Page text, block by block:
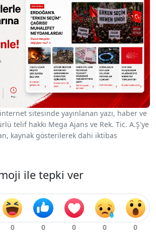
sitesinde yayınlanan yazı, haber ve
telif hakkı Mega Ajans ve Rek. Tic. A.Ş'ye
kaynak gösterilerek dahi iktibas
ile tepki ver